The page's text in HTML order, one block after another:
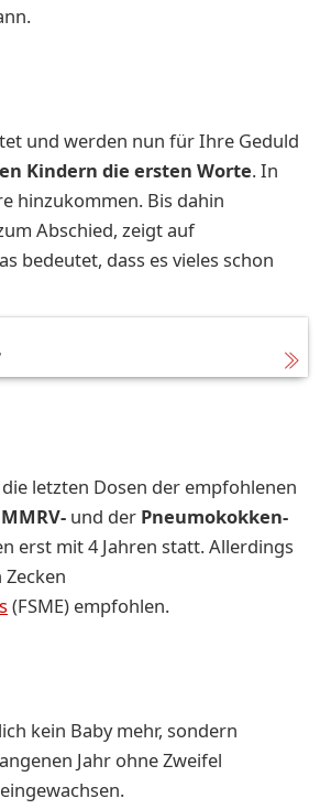
und werden nun für Ihre Geduld
Kindern die ersten Worte. In
hinzukommen. Bis dahin
Abschied, zeigt auf
bedeutet, dass es vieles schon
letzten Dosen der empfohlenen
MMRV- und der Pneumokokken-
erst mit 4 Jahren statt. Allerdings
(FSME) empfohlen.
kein Baby mehr, sondern
Jahr ohne Zweifel